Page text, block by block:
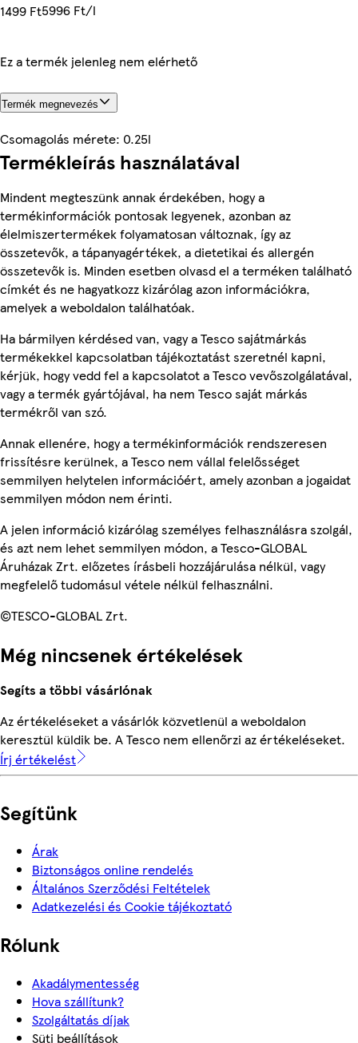
1499 Ft5996 Ft/l
Ez a termék jelenleg nem elérhető
Termék megnevezés
Csomagolás mérete: 0.25l
Termékleírás használatával
Mindent megteszünk annak érdekében, hogy a
termékinformációk pontosak legyenek, azonban az
élelmiszertermékek folyamatosan változnak, így az
összetevők, a tápanyagértékek, a dietetikai és allergén
összetevők is. Minden esetben olvasd el a terméken található
címkét és ne hagyatkozz kizárólag azon információkra,
amelyek a weboldalon találhatóak.
Ha bármilyen kérdésed van, vagy a Tesco sajátmárkás
termékekkel kapcsolatban tájékoztatást szeretnél kapni,
kérjük, hogy vedd fel a kapcsolatot a Tesco vevőszolgálatával,
vagy a termék gyártójával, ha nem Tesco saját márkás
termékről van szó.
Annak ellenére, hogy a termékinformációk rendszeresen
frissítésre kerülnek, a Tesco nem vállal felelősséget
semmilyen helytelen információért, amely azonban a jogaidat
semmilyen módon nem érinti.
A jelen információ kizárólag személyes felhasználásra szolgál,
és azt nem lehet semmilyen módon, a Tesco-GLOBAL
Áruházak Zrt. előzetes írásbeli hozzájárulása nélkül, vagy
megfelelő tudomásul vétele nélkül felhasználni.
©TESCO-GLOBAL Zrt.
Még nincsenek értékelések
Segíts a többi vásárlónak
Az értékeléseket a vásárlók közvetlenül a weboldalon
keresztül küldik be. A Tesco nem ellenőrzi az értékeléseket.
Írj értékelést
Segítünk
Árak
Biztonságos online rendelés
Általános Szerződési Feltételek
Adatkezelési és Cookie tájékoztató
Rólunk
Akadálymentesség
Hova szállítunk?
Szolgáltatás díjak
Süti beállítások